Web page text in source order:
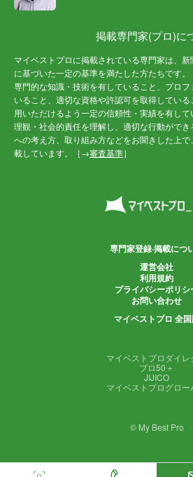
掲載専門家(プロ)に
マイベストプロに掲載されている専門家は、
に基づいた一定の基準を満たした方たちです
専門的な知識・技術を有していること、プロ
いること、適切な資格や許認可を取得してい
用いただけるよう一定の信頼性・実績を有し
理観・社会的責任を理解し、適切な行動がで
への考え方、取り組み方などをお聞きした上
載しています。［→審査基準］
専門家登録·掲載につ
運営会社
利用規約
プライバシーポリシ
お問い合わせ
マイベストプロ 全
マイベストプロダイレ
プロ50＋
JIJICO
マイベストプログロー
© My Best Pro